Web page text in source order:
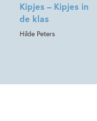
Kipjes – Kipjes in
de klas
Hilde Peters